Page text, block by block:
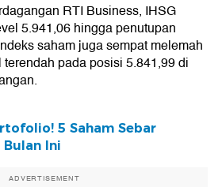
RTI Business, IHSG
5.941,06 hingga penutupan
saham juga sempat melemah
pada posisi 5.841,99 di
5 Saham Sebar
Ini
ADVERTISEMENT